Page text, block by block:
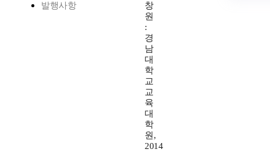
발행사항
창
원
:
경
남
대
학
교
교
육
대
학
원,
2014